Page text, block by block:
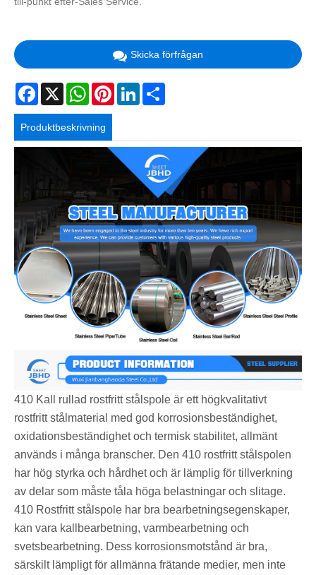
Skicka förfrågan
Facebook
X WhatsAppPinterestLinkedIn
Produktbeskrivning
410 Kall rullad rostfritt stålspole är ett högkvalitativt
rostfritt stålmaterial med god korrosionsbeständighet,
oxidationsbeständighet och termisk stabilitet, allmänt
används i många branscher. Den 410 rostfritt stålspolen
har hög styrka och hårdhet och är lämplig för tillverkning
av delar som måste tåla höga belastningar och slitage.
410 Rostfritt stålspole har bra bearbetningsegenskaper,
kan vara kallbearbetning, varmbearbetning och
svetsbearbetning. Dess korrosionsmotstånd är bra,
särskilt lämpligt för allmänna frätande medier, men inte